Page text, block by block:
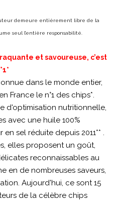
demeure entièrement libre de la
seul l’entière responsabilité.
et savoureuse, c’est
dans le monde entier,
France le n°1 des chips*.
d'optimisation nutritionnelle,
avec une huile 100%
sel réduite depuis 2011** .
elles proposent un goût,
reconnaissables au
en de nombreuses saveurs,
Aujourd'hui, ce sont 15
de la célèbre chips